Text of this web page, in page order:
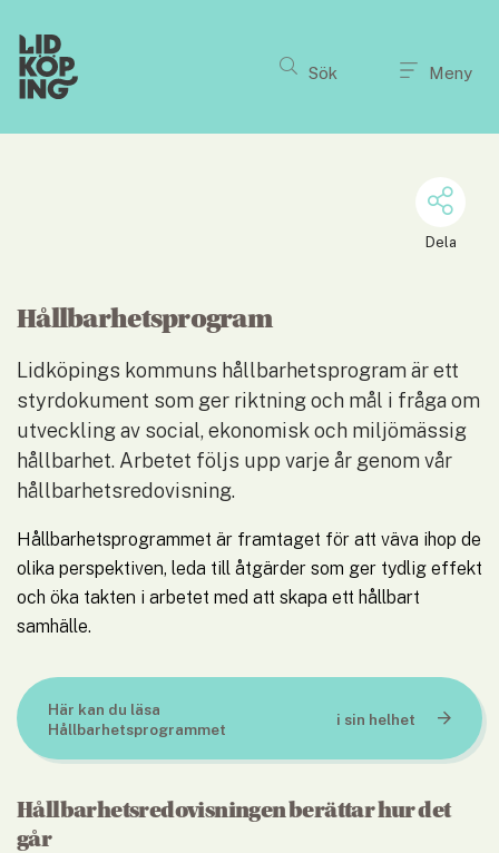
Sök Meny
Dela
Hållbarhetsprogram
Lidköpings kommuns hållbarhetsprogram är ett
styrdokument som ger riktning och mål i fråga om
utveckling av social, ekonomisk och miljömässig
hållbarhet. Arbetet följs upp varje år genom vår
hållbarhetsredovisning.
Hållbarhetsprogrammet är framtaget för att väva ihop de
olika perspektiven, leda till åtgärder som ger tydlig effekt
och öka takten i arbetet med att skapa ett hållbart
samhälle.
Här kan du läsa
Hållbarhetsprogrammet
i sin helhet
pdf, 12.2 MB.
Hållbarhetsredovisningen berättar hur det
går